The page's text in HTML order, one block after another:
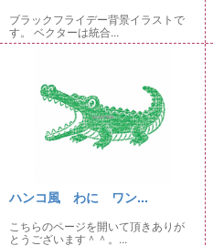
ブラックフライデー背景イラストで
す。 ベクターは統合...
ハンコ風 わに ワン...
こちらのページを開いて頂きありが
とうございます＾＾。...